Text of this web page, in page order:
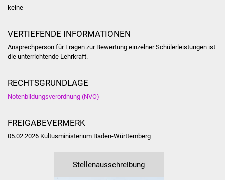
Kirchen
Stadtwerke
keine
VERTIEFENDE INFORMATIONEN
Ansprechperson für Fragen zur Bewertung einzelner Schülerleistungen ist
die unterrichtende Lehrkraft.
RECHTSGRUNDLAGE
Notenbildungsverordnung (NVO)
FREIGABEVERMERK
05.02.2026 Kultusministerium Baden-Württemberg
Stellenausschreibung